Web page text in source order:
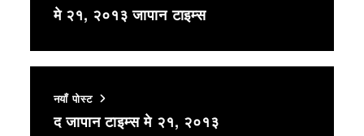
मे २१, २०१३ जापान टाइम्स
नयाँ पोस्ट
द जापान टाइम्स मे २१, २०१३